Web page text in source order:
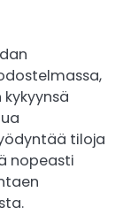
tiloja
nopeasti